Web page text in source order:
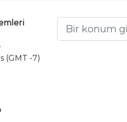
(GMT -7)